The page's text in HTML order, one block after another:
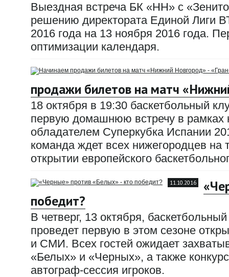
Выездная встреча БК «НН» с
решению директората Единой Лиги
2016 года на 13 ноября 2016 года.
оптимизации календаря.
продажи билетов на матч
18 октября в 19:30 баскетбольный
первую домашнюю встречу в рамках
обладателем Суперкубка Испании
команда ждет всех нижегородцев
открытии европейского
11.10.2016
победит?
В четверг, 13 октября,
проведет первую в этом сезоне
и СМИ. Всех гостей ожидает
«Белых» и «Черных», а также
автограф-сессия игроков.